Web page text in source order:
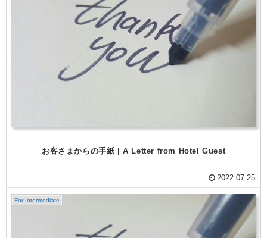
お客さまからの手紙 | A Letter from Hotel Guest
2022.07.25
For Intermediate